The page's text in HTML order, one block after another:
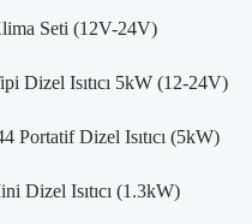
Seti (12V-24V)
Dizel Isıtıcı 5kW (12-24V)
Portatif Dizel Isıtıcı (5kW)
Dizel Isıtıcı (1.3kW)